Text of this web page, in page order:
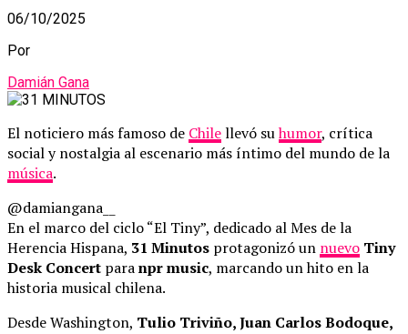
06/10/2025
Por
Damián Gana
El noticiero más famoso de Chilellevó suhumor, crítica
social y nostalgia al escenario más íntimo del mundo de la
música.
@damiangana__
En el marco del ciclo “El Tiny”, dedicado al Mes de la
Herencia Hispana, 31 Minutos protagonizó un nuevo Tiny
Desk Concert paranpr music, marcando un hito en la
historia musical chilena.
Desde Washington, Tulio Triviño, Juan Carlos Bodoque,